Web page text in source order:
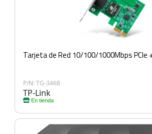
Tarjeta de Red 10/100/1000Mbps PCIe
P/N: TG-3468
TP-Link
En tienda